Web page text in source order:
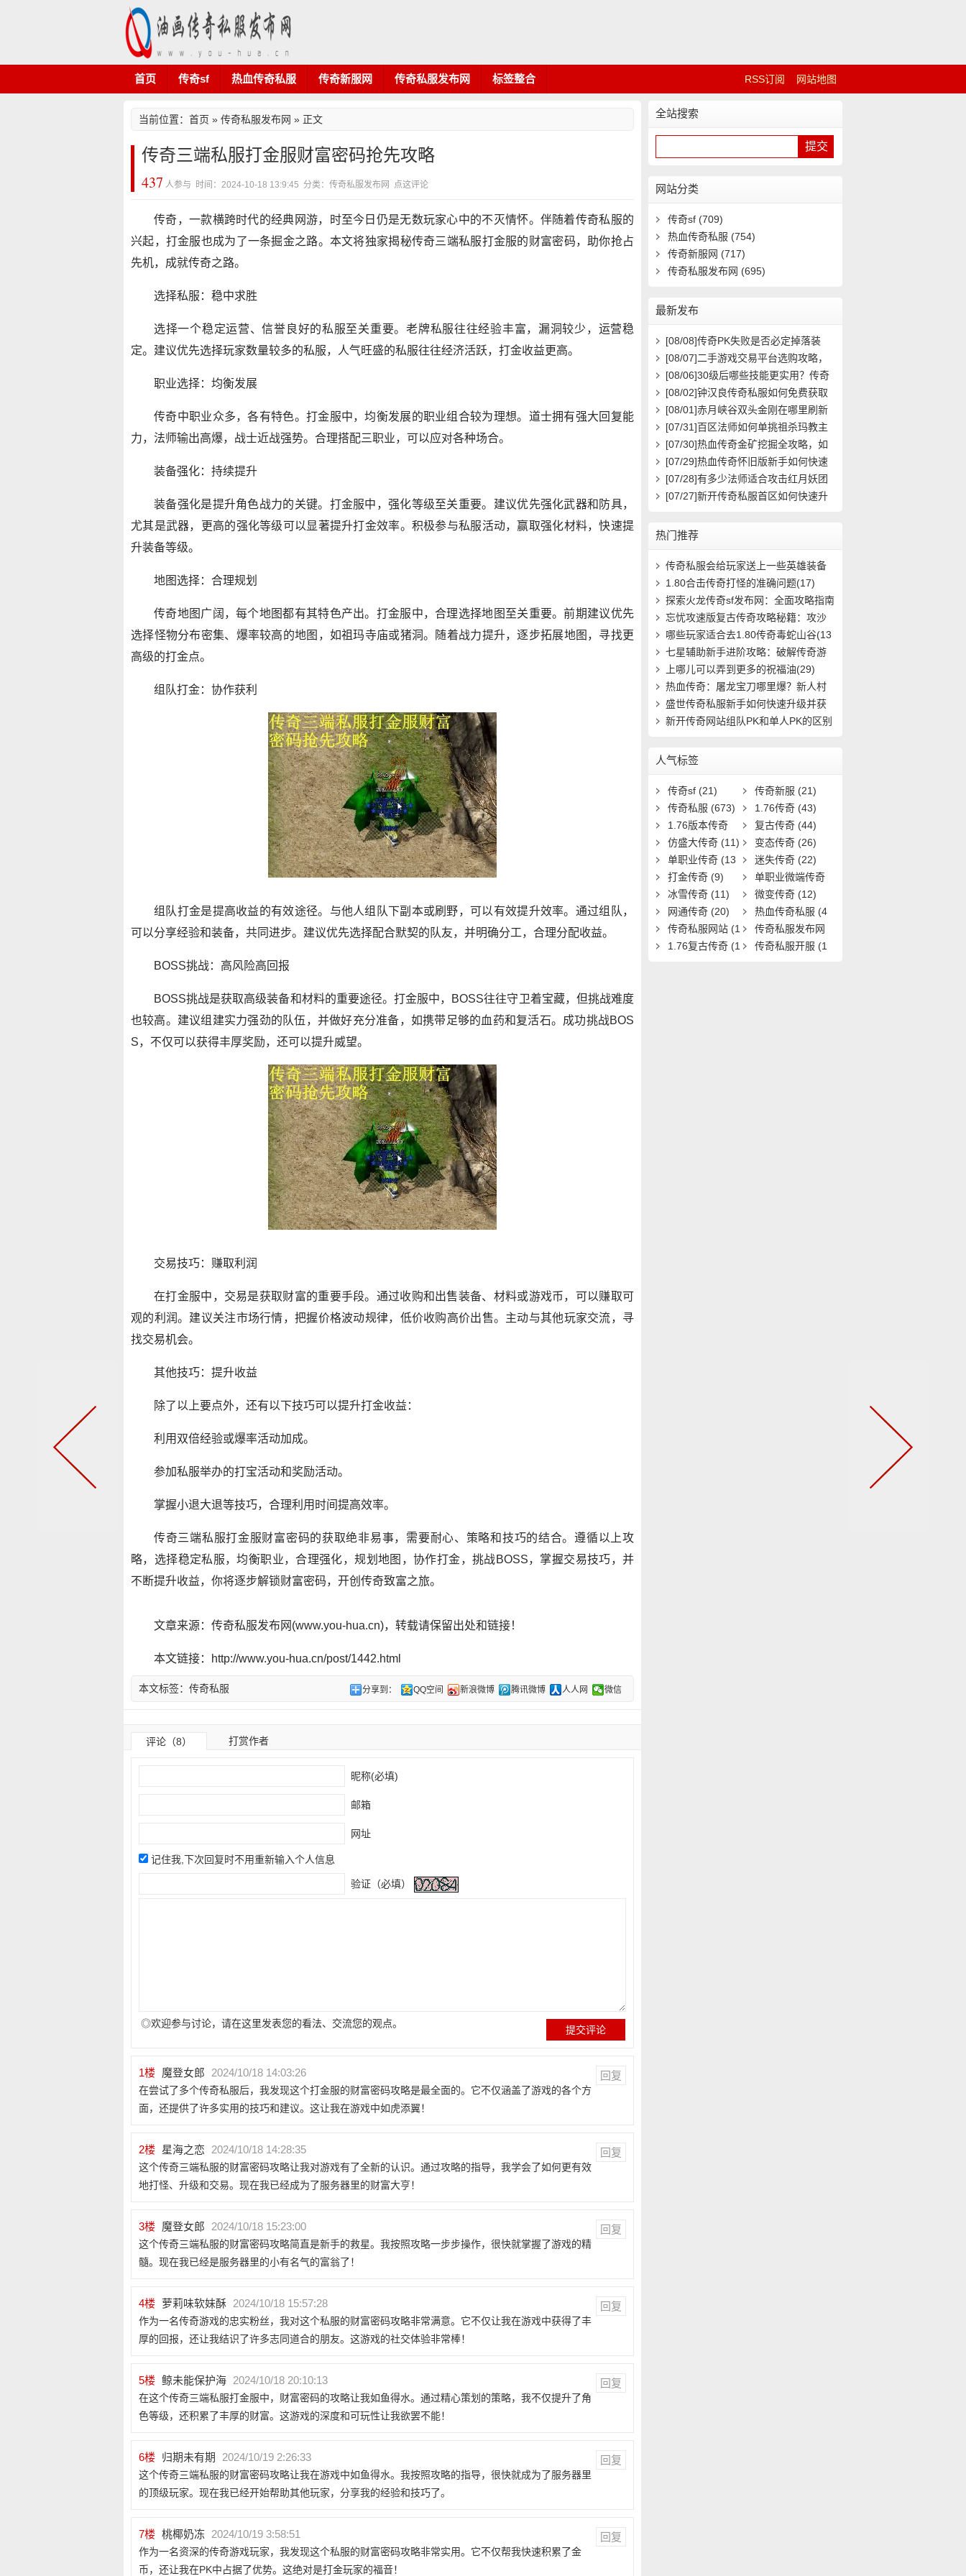
首页 传奇sf 热血传奇私服 传奇新服网 传奇私服发布网 标签整合 RSS订阅 网站地图
当前位置： 首页 » 传奇私服发布网 » 正文
传奇三端私服打金服财富密码抢先攻略
437 人参与 时间：2024-10-18 13:9:45 分类：传奇私服发布网 点这评论
传奇，一款横跨时代的经典网游，时至今日仍是无数玩家心中的不灭情怀。伴随着传奇私服的
兴起，打金服也成为了一条掘金之路。本文将独家揭秘传奇三端私服打金服的财富密码，助你抢占
先机，成就传奇之路。
选择私服：稳中求胜
选择一个稳定运营、信誉良好的私服至关重要。老牌私服往往经验丰富，漏洞较少，运营稳
定。建议优先选择玩家数量较多的私服，人气旺盛的私服往往经济活跃，打金收益更高。
职业选择：均衡发展
传奇中职业众多，各有特色。打金服中，均衡发展的职业组合较为理想。道士拥有强大回复能
力，法师输出高爆，战士近战强势。合理搭配三职业，可以应对各种场合。
装备强化：持续提升
装备强化是提升角色战力的关键。打金服中，强化等级至关重要。建议优先强化武器和防具，
尤其是武器，更高的强化等级可以显著提升打金效率。积极参与私服活动，赢取强化材料，快速提
升装备等级。
地图选择：合理规划
传奇地图广阔，每个地图都有其特色产出。打金服中，合理选择地图至关重要。前期建议优先
选择怪物分布密集、爆率较高的地图，如祖玛寺庙或猪洞。随着战力提升，逐步拓展地图，寻找更
高级的打金点。
组队打金：协作获利
组队打金是提高收益的有效途径。与他人组队下副本或刷野，可以有效提升效率。通过组队，
可以分享经验和装备，共同进步。建议优先选择配合默契的队友，并明确分工，合理分配收益。
BOSS挑战：高风险高回报
BOSS挑战是获取高级装备和材料的重要途径。打金服中，BOSS往往守卫着宝藏，但挑战难度
也较高。建议组建实力强劲的队伍，并做好充分准备，如携带足够的血药和复活石。成功挑战BOS
S，不仅可以获得丰厚奖励，还可以提升威望。
交易技巧：赚取利润
在打金服中，交易是获取财富的重要手段。通过收购和出售装备、材料或游戏币，可以赚取可
观的利润。建议关注市场行情，把握价格波动规律，低价收购高价出售。主动与其他玩家交流，寻
找交易机会。
其他技巧：提升收益
除了以上要点外，还有以下技巧可以提升打金收益：
利用双倍经验或爆率活动加成。
参加私服举办的打宝活动和奖励活动。
掌握小退大退等技巧，合理利用时间提高效率。
传奇三端私服打金服财富密码的获取绝非易事，需要耐心、策略和技巧的结合。遵循以上攻
略，选择稳定私服，均衡职业，合理强化，规划地图，协作打金，挑战BOSS，掌握交易技巧，并
不断提升收益，你将逐步解锁财富密码，开创传奇致富之旅。
文章来源：传奇私服发布网(www.you-hua.cn)，转载请保留出处和链接！
本文链接：http://www.you-hua.cn/post/1442.html
分享到： QQ空间 新浪微博 腾讯微博 人人网 微信
本文标签： 传奇私服
评论（8） 打赏作者
昵称(必填)
邮箱
网址
记住我,下次回复时不用重新输入个人信息
验证（必填）
◎欢迎参与讨论，请在这里发表您的看法、交流您的观点。
1楼 魔登女郎 2024/10/18 14:03:26 回复
在尝试了多个传奇私服后，我发现这个打金服的财富密码攻略是最全面的。它不仅涵盖了游戏的各个方
面，还提供了许多实用的技巧和建议。这让我在游戏中如虎添翼！
2楼 星海之恋 2024/10/18 14:28:35 回复
这个传奇三端私服的财富密码攻略让我对游戏有了全新的认识。通过攻略的指导，我学会了如何更有效
地打怪、升级和交易。现在我已经成为了服务器里的财富大亨！
3楼 魔登女郎 2024/10/18 15:23:00 回复
这个传奇三端私服的财富密码攻略简直是新手的救星。我按照攻略一步步操作，很快就掌握了游戏的精
髓。现在我已经是服务器里的小有名气的富翁了！
4楼 萝莉味软妹酥 2024/10/18 15:57:28 回复
作为一名传奇游戏的忠实粉丝，我对这个私服的财富密码攻略非常满意。它不仅让我在游戏中获得了丰
厚的回报，还让我结识了许多志同道合的朋友。这游戏的社交体验非常棒！
5楼 鲸未能保护海 2024/10/18 20:10:13 回复
在这个传奇三端私服打金服中，财富密码的攻略让我如鱼得水。通过精心策划的策略，我不仅提升了角
色等级，还积累了丰厚的财富。这游戏的深度和可玩性让我欲罢不能！
6楼 归期未有期 2024/10/19 2:26:33 回复
这个传奇三端私服的财富密码攻略让我在游戏中如鱼得水。我按照攻略的指导，很快就成为了服务器里
的顶级玩家。现在我已经开始帮助其他玩家，分享我的经验和技巧了。
7楼 桃椰奶冻 2024/10/19 3:58:51 回复
作为一名资深的传奇游戏玩家，我发现这个私服的财富密码攻略非常实用。它不仅帮我快速积累了金
币，还让我在PK中占据了优势。这绝对是打金玩家的福音！
全站搜索
网站分类
传奇sf (709)
热血传奇私服 (754)
传奇新服网 (717)
传奇私服发布网 (695)
最新发布
[08/08]传奇PK失败是否必定掉落装
备？
[08/07]二手游戏交易平台选购攻略，
如何避免踩雷？
[08/06]30级后哪些技能更实用？传奇
玩家必看攻略
[08/02]钟汉良传奇私服如何免费获取
高级装备与快速升级攻略？
[08/01]赤月峡谷双头金刚在哪里刷新
具体位置坐标是什么？
[07/31]百区法师如何单挑祖杀玛教主
求高效打法？
[07/30]热血传奇金矿挖掘全攻略，如
何高效挖矿？
[07/29]热血传奇怀旧版新手如何快速
起步？前期必做任务与升级技巧有哪
些？
[07/28]有多少法师适合攻击红月妖团
队？
[07/27]新开传奇私服首区如何快速升
热门推荐
传奇私服会给玩家送上一些英雄装备
(7)
1.80合击传奇打怪的准确问题(17)
探索火龙传奇sf发布网：全面攻略指南
问答(536)
忘忧攻速版复古传奇攻略秘籍：攻沙
城寨，战(1006)
哪些玩家适合去1.80传奇毒蛇山谷(13
7)
七星辅助新手进阶攻略：破解传奇游
戏中的隐(434)
上哪儿可以弄到更多的祝福油(29)
热血传奇：屠龙宝刀哪里爆？新人村
怎么快速(411)
盛世传奇私服新手如何快速升级并获
取稀有装(721)
新开传奇网站组队PK和单人PK的区别
人气标签
传奇sf (21) 传奇新服 (21)
传奇私服 (673) 1.76传奇 (43)
1.76版本传奇
(9)
复古传奇 (44)
仿盛大传奇 (11) 变态传奇 (26)
单职业传奇 (13
1)
迷失传奇 (22)
打金传奇 (9)
单职业微端传奇
(9)
冰雪传奇 (11) 微变传奇 (12)
网通传奇 (20) 热血传奇私服 (4
0)
传奇私服网站 (1
9)
传奇私服发布网
(11)
1.76复古传奇 (1
传奇私服开服 (1